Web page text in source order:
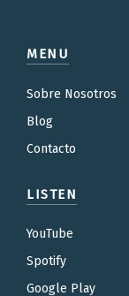
MENU
Sobre Nosotros
Blog
Contacto
LISTEN
YouTube
Spotify
Google Play